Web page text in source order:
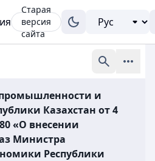
Старая
версия
сайта
и
Казахстан от 4
«О внесении
Министра
Республики